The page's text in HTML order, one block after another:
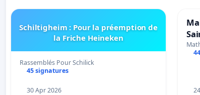
Schiltigheim : Pour la préemption de
la Friche Heineken
Rassemblés Pour Schilick
45 signatures
30 Apr 2026
de